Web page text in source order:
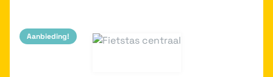
Aanbieding!